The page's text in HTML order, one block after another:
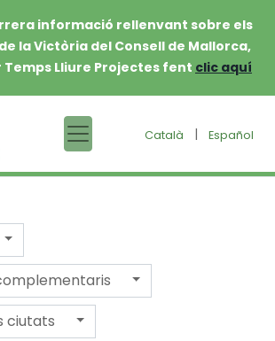
informació rellenvant sobre els
la Victòria del Consell de Mallorca,
Lliure Projectes fent clic aquí
Català | Español
ciutats